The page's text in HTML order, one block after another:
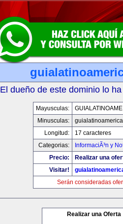
El dueño de este dominio lo
Mayusculas:
Minusculas:
Longitud:
17 caracteres
Categorias:
InformaciÃ³n y
Precio:
Realizar una
Visitar!
Serán consideradas
Realizar una Oferta